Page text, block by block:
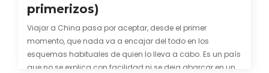
primerizos)
Viajar a China pasa por aceptar, desde el primer
momento, que nada va a encajar del todo en los
esquemas habituales de quien lo lleva a cabo. Es un país
que no se explica con facilidad ni se deja abarcar en una